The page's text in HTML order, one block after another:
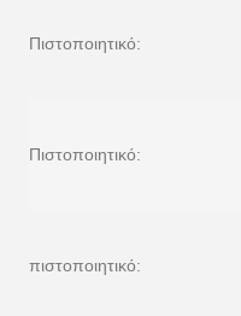
Πιστοποιητικό:
Πιστοποιητικό:
πιστοποιητικό: